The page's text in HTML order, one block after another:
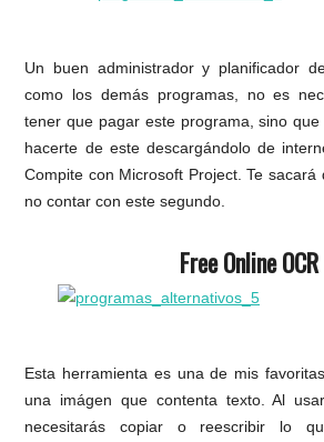
Un buen administrador y planificador
como los demás programas, no es
tener que pagar este programa, sino
hacerte de este descargándolo de
Compite con Microsoft Project. Te
no contar con este segundo.
Free Online OCR
Esta herramienta es una de mis
una imágen que contenta texto. Al
necesitarás copiar o reescribir lo